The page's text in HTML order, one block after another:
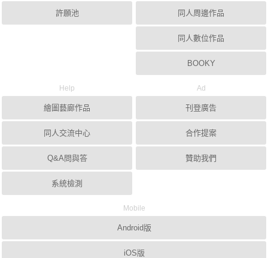
許願池 同人周邊作品
同人數位作品
BOOKY
Help
繪圖藝廊作品
同人交流中心
Q&A問與答
系統檢測
Ad
刊登廣告
合作提案
贊助我們
Mobile
Android版
iOS版